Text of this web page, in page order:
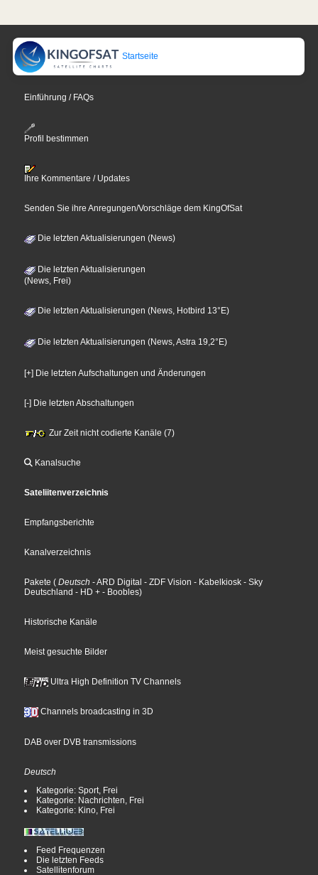
Startseite
Einführung / FAQs
Profil bestimmen
Ihre Kommentare / Updates
Senden Sie ihre Anregungen/Vorschläge dem KingOfSat
Die letzten Aktualisierungen (News)
Die letzten Aktualisierungen
(News, Frei)
Die letzten Aktualisierungen (News, Hotbird 13°E)
Die letzten Aktualisierungen (News, Astra 19,2°E)
[+] Die letzten Aufschaltungen und Änderungen
[-] Die letzten Abschaltungen
Zur Zeit nicht codierte Kanäle (7)
Kanalsuche
Sateliitenverzeichnis
Empfangsberichte
Kanalverzeichnis
Pakete ( Deutsch - ARD Digital - ZDF Vision - Kabelkiosk - Sky
Deutschland - HD + - Boobles)
Historische Kanäle
Meist gesuchte Bilder
Ultra High Definition TV Channels
Channels broadcasting in 3D
DAB over DVB transmissions
Deutsch
Kategorie: Sport, Frei
Kategorie: Nachrichten, Frei
Kategorie: Kino, Frei
Feed Frequenzen
Die letzten Feeds
Satellitenforum